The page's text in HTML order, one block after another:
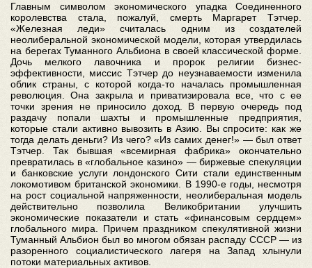
Главным символом экономического упадка Соединенного
королевства стала, пожалуй, смерть Маргарет Тэтчер.
«Железная леди» считалась одним из создателей
неолиберальной экономической модели, которая утвердилась
на берегах Туманного Альбиона в своей классической форме.
Дочь мелкого лавочника и пророк религии бизнес-
эффективности, миссис Тэтчер до неузнаваемости изменила
облик страны, с которой когда-то началась промышленная
революция. Она закрыла и приватизировала все, что с ее
точки зрения не приносило доход. В первую очередь под
раздачу попали шахты и промышленные предприятия,
которые стали активно вывозить в Азию. Вы спросите: как же
тогда делать деньги? Из чего? «Из самих денег!» — был ответ
Тэтчер. Так бывшая «всемирная фабрика» окончательно
превратилась в «глобальное казино» — биржевые спекуляции
и банковские услуги лондонского Сити стали единственным
локомотивом британской экономики. В 1990-е годы, несмотря
на рост социальной напряженности, неолиберальная модель
действительно позволила Великобритании улучшить
экономические показатели и стать «финансовым сердцем»
глобального мира. Причем праздником спекулятивной жизни
Туманный Альбион был во многом обязан распаду СССР — из
разоренного социалистического лагеря на Запад хлынули
потоки материальных активов.